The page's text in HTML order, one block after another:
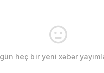
heç bir yeni xəbər